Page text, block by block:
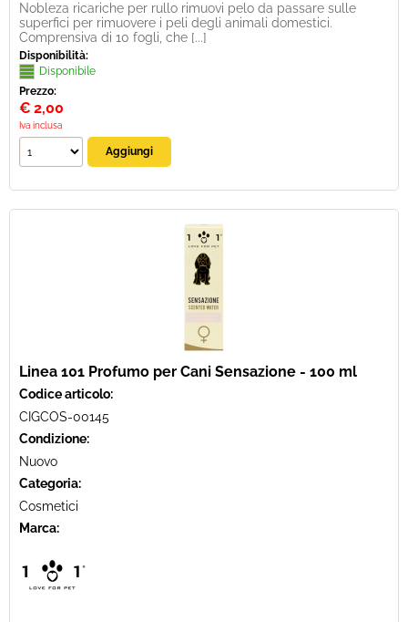
Nobleza ricariche per rullo rimuovi pelo da passare sulle
superfici per rimuovere i peli degli animali domestici.
Comprensiva di 10 fogli, che [...]
Disponibilità:
Disponibile
Prezzo:
€ 2,00
Iva inclusa
Linea 101 Profumo per Cani Sensazione - 100 ml
Codice articolo:
CIGCOS-00145
Condizione:
Nuovo
Categoria:
Cosmetici
Marca: